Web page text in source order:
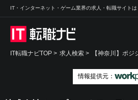
IT・インターネット・ゲーム業界の求人・転職サイトは
IT転職ナビTOP > 求人検索 > 【神奈川】ポ
情報提供元：